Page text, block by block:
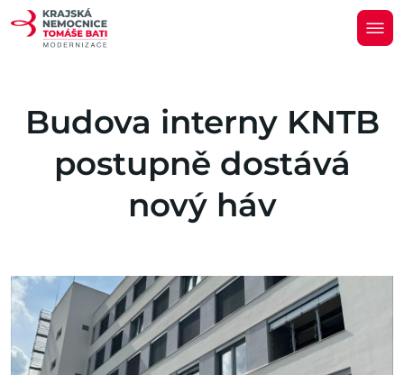
Budova interny KNTB
postupně dostává
nový háv